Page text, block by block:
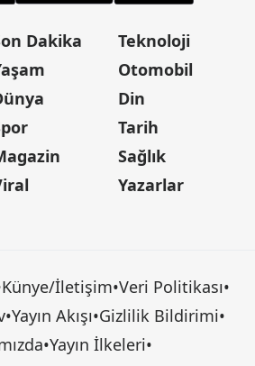
Dakika
Teknoloji
Otomobil
Din
Tarih
Sağlık
Yazarlar
Künye/İletişim•Veri Politikası•
•Yayın Akışı•Gizlilik Bildirimi•
•Yayın İlkeleri•